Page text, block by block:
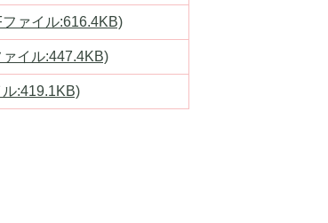
ァイル:616.4KB)
イル:447.4KB)
:419.1KB)